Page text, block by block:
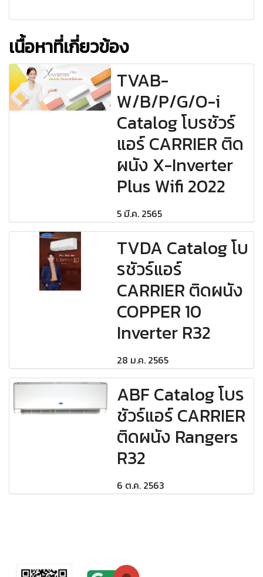
เนื้อหาที่เกี่ยวข้อง
TVAB-
W/B/P/G/O-i
Catalog โบรชัวร์
แอร์ CARRIER ติด
ผนัง X-Inverter
Plus Wifi 2022
5 มี.ค. 2565
TVDA Catalog โบ
รชัวร์แอร์
CARRIER ติดผนัง
COPPER 10
Inverter R32
28 ม.ค. 2565
ABF Catalog โบร
ชัวร์แอร์ CARRIER
ติดผนัง Rangers
R32
6 ต.ค. 2563